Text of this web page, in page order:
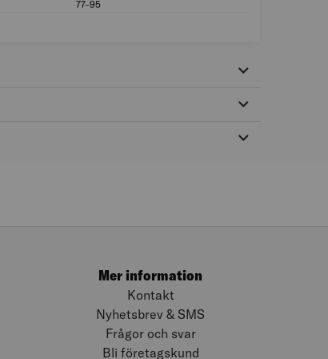
77–95
Mer information
Kontakt
Nyhetsbrev & SMS
Frågor och svar
Bli företagskund